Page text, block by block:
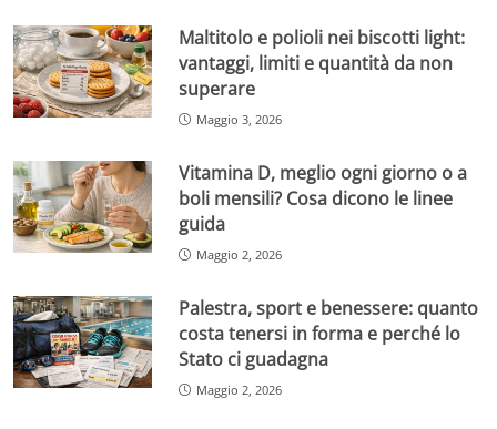
Maltitolo e polioli nei biscotti light:
vantaggi, limiti e quantità da non
superare
Maggio 3, 2026
Vitamina D, meglio ogni giorno o a
boli mensili? Cosa dicono le linee
guida
Maggio 2, 2026
Palestra, sport e benessere: quanto
costa tenersi in forma e perché lo
Stato ci guadagna
Maggio 2, 2026